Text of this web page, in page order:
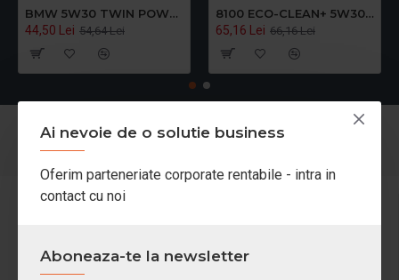
Ai nevoie de o solutie business
Oferim parteneriate corporate rentabile - intra in
contact cu noi
Aboneaza-te la newsletter
BMW 5W30 TWIN POWER TURBO LL-04 5W-30 1L
44,50 Lei 54,64 Lei
8100 ECO-CLEAN+ 5W30 1L
65,16 Lei 66,16 Lei
Informatii
Livrare